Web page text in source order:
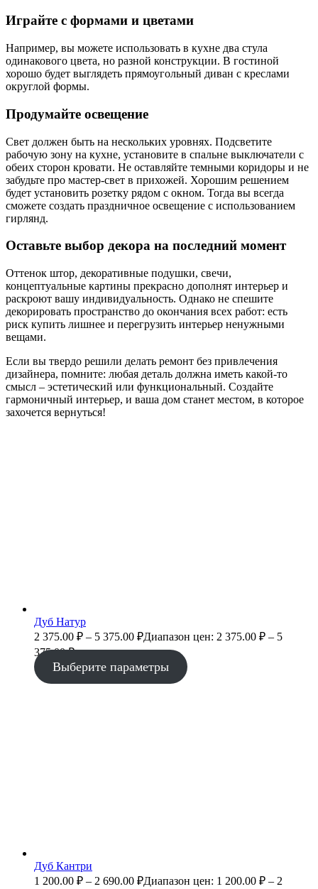
Играйте с формами и цветами
Например, вы можете использовать в кухне два стула
одинакового цвета, но разной конструкции. В гостиной
хорошо будет выглядеть прямоугольный диван с креслами
округлой формы.
Продумайте освещение
Свет должен быть на нескольких уровнях. Подсветите
рабочую зону на кухне, установите в спальне выключатели с
обеих сторон кровати. Не оставляйте темными коридоры и не
забудьте про мастер-свет в прихожей. Хорошим решением
будет установить розетку рядом с окном. Тогда вы всегда
сможете создать праздничное освещение с использованием
гирлянд.
Оставьте выбор декора на последний момент
Оттенок штор, декоративные подушки, свечи,
концептуальные картины прекрасно дополнят интерьер и
раскроют вашу индивидуальность. Однако не спешите
декорировать пространство до окончания всех работ: есть
риск купить лишнее и перегрузить интерьер ненужными
вещами.
Если вы твердо решили делать ремонт без привлечения
дизайнера, помните: любая деталь должна иметь какой-то
смысл – эстетический или функциональный. Создайте
гармоничный интерьер, и ваша дом станет местом, в которое
захочется вернуться!
Дуб Натур
2 375.00 ₽ – 5 375.00 ₽Диапазон цен: 2 375.00 ₽ – 5
375.00 ₽
Выберите параметры
Дуб Кантри
1 200.00 ₽ – 2 690.00 ₽Диапазон цен: 1 200.00 ₽ – 2